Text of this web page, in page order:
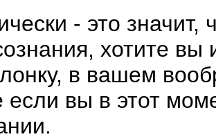
- это значит,
хотите
в вашем
вы в этот